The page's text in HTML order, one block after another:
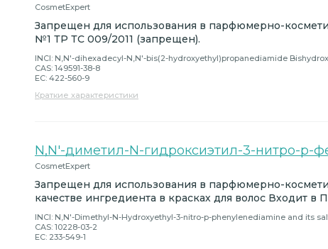
CosmetExpert
Запрещен для использования в парфюмерно-
№1 ТР ТС 009/2011 (запрещен).
INCI: N,N'-dihexadecyl-N,N'-bis(2-hydroxyethyl)propanediamide
CAS: 149591-38-8
EC: 422-560-9
Краткие характеристики
N,N'-диметил-N-гидроксиэтил-3-нитро-p-
CosmetExpert
Запрещен для использования в парфюмерно-
качестве ингредиента в красках для волос Входит
INCI: N,N'-Dimethyl-N-Hydroxyethyl-3-nitro-p-phenylenediamine and its
CAS: 10228-03-2
EC: 233-549-1